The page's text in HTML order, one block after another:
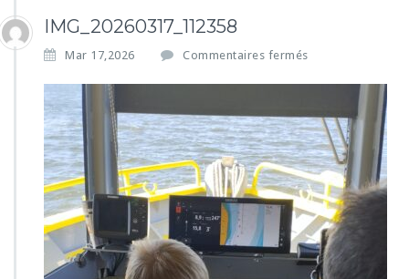
IMG_20260317_112358
Mar 17,2026 Commentaires fermés
M
G
_
2
0
2
6
0
3